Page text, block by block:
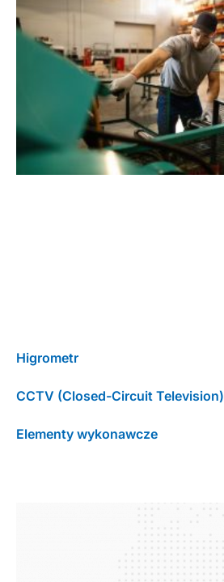
Higrometr
CCTV (Closed-Circuit Television)
Elementy wykonawcze